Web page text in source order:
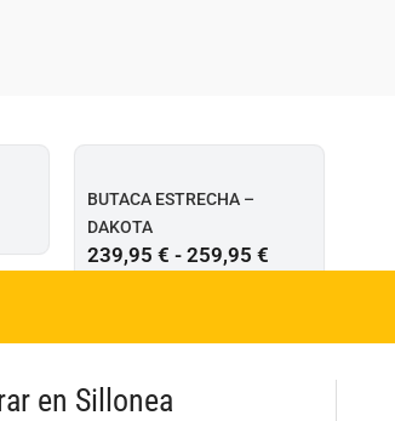
BUTACA ESTRECHA –
DAKOTA
239,95 € - 259,95 €
en Sillonea